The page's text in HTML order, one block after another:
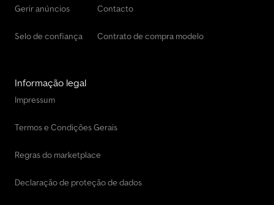
Gerir anúncios
Selo de confiança
Contacto
Contrato de compra modelo
Informação legal
Impressum
Termos e Condições Gerais
Regras do marketplace
Declaração de proteção de dados